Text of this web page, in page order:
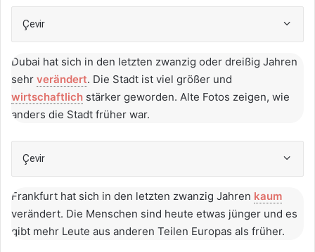
Çevir
Dubai hat sich in den letzten zwanzig oder dreißig Jahren
sehr verändert. Die Stadt ist viel größer und
wirtschaftlich stärker geworden. Alte Fotos zeigen, wie
anders die Stadt früher war.
Çevir
Frankfurt hat sich in den letzten zwanzig Jahren kaum
verändert. Die Menschen sind heute etwas jünger und es
gibt mehr Leute aus anderen Teilen Europas als früher.